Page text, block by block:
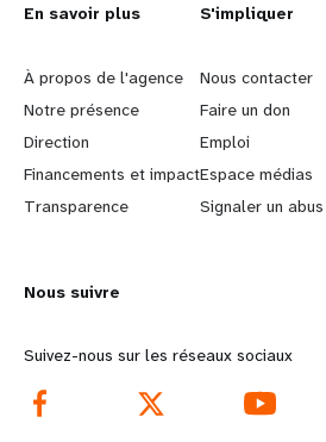
L
e
a
r
n
o
r
e
En savoir plus
À propos de l'agence
Notre présence
Direction
Financements et impact
Transparence
G
o
b
e
y
d
S'impliquer
Nous contacter
Faire un don
Emploi
Espace médias
Signaler un abus
Nous suivre
Suivez-nous sur les réseaux sociaux